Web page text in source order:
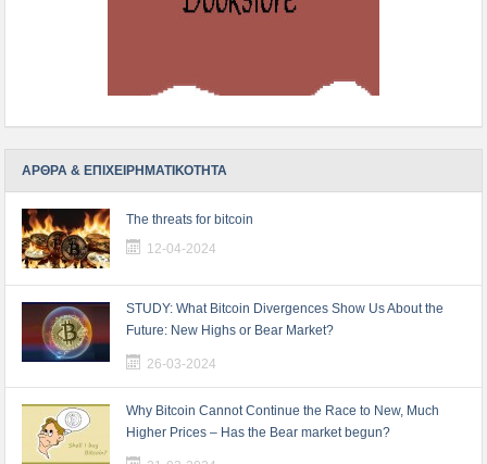
ΑΡΘΡΑ & ΕΠΙΧΕΙΡΗΜΑΤΙΚΟΤΗΤΑ
The threats for bitcoin
12-04-2024
STUDY: What Bitcoin Divergences Show Us About the
Future: New Highs or Bear Market?
26-03-2024
Why Bitcoin Cannot Continue the Race to New, Much
Higher Prices – Has the Bear market begun?